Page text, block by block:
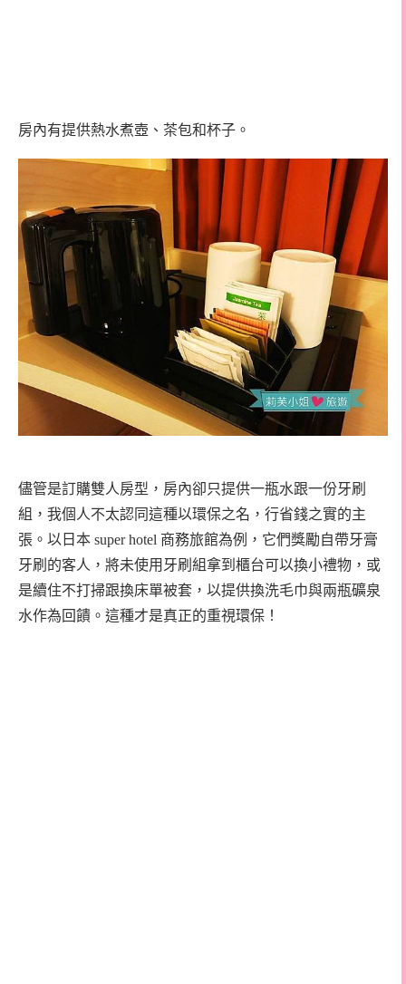
房內有提供熱水煮壺、茶包和杯子。
儘管是訂購雙人房型，房內卻只提供一瓶水跟一份牙刷
組，我個人不太認同這種以環保之名，行省錢之實的主
張。以日本 super hotel 商務旅館為例，它們獎勵自帶牙膏
牙刷的客人，將未使用牙刷組拿到櫃台可以換小禮物，或
是續住不打掃跟換床單被套，以提供換洗毛巾與兩瓶礦泉
水作為回饋。這種才是真正的重視環保！